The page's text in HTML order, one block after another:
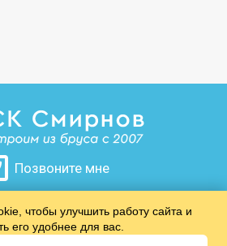
Позвоните мне
​​​​​​​
чтобы улучшить работу сайта и
его удобнее для вас.